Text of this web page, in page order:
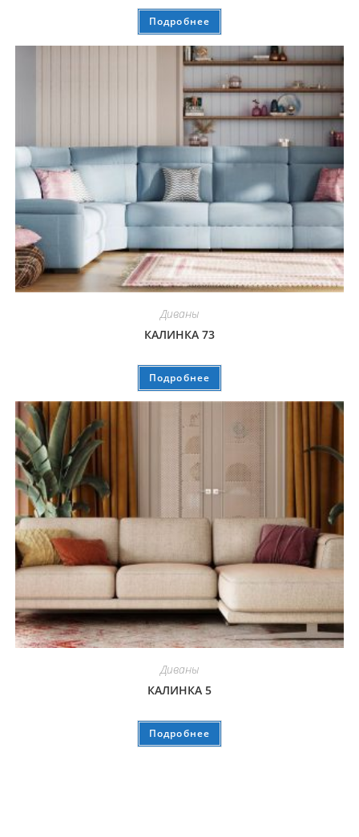
Подробнее
Диваны
КАЛИНКА 73
Подробнее
Диваны
КАЛИНКА 5
Подробнее